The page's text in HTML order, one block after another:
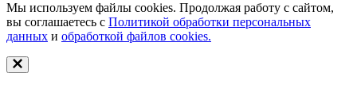
Мы используем файлы cookies. Продолжая работу с сайтом,
вы соглашаетесь с Политикой обработки персональных
данных и обработкой файлов cookies.